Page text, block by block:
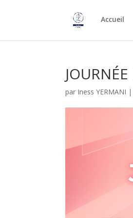
Accueil
par Iness YERMANI |